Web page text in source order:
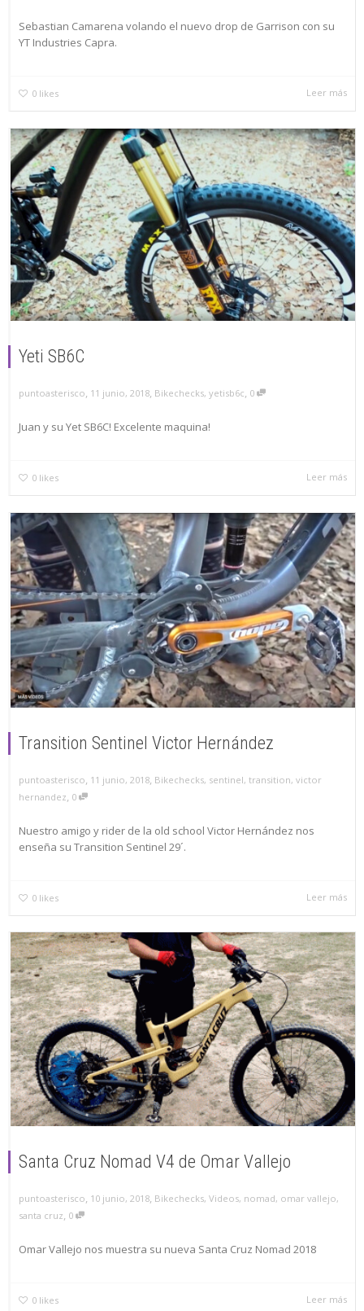
Sebastian Camarena volando el nuevo drop de Garrison con su
YT Industries Capra.
0 likes Leer más
Yeti SB6C
puntoasterisco, 11 junio, 2018, Bikechecks, yetisb6c, 0
Juan y su Yet SB6C! Excelente maquina!
0 likes Leer más
Transition Sentinel Victor Hernández
puntoasterisco 11 junio, 2018 Bikechecks, sentinel, transition, victor
hernandez 0
Nuestro amigo y rider de la old school Victor Hernández nos
enseña su Transition Sentinel 29´.
0 likes Leer más
Santa Cruz Nomad V4 de Omar Vallejo
puntoasterisco, 10 junio, 2018, Bikechecks, Videos, nomad, omar vallejo,
santa cruz, 0
Omar Vallejo nos muestra su nueva Santa Cruz Nomad 2018
0 likes Leer más